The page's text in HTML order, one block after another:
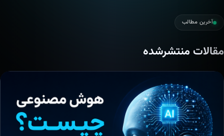
آخرین مطالب
مقالات منتشرشده